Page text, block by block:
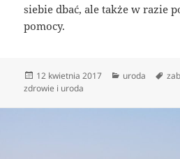
siebie dbać, ale także w razie
pomocy.
Data
publikacji
12 kwietnia 2017 Kategorie
uroda
zdrowie i uroda